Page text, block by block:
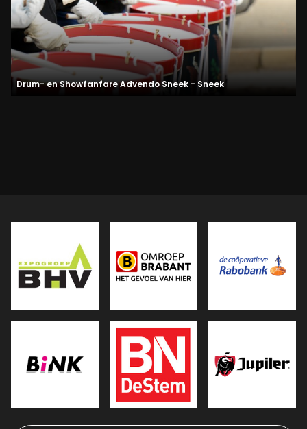
Drum- en Showfanfare Advendo Sneek - Sneek